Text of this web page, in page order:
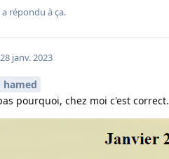
a répondu à ça.
28 janv. 2023
hamed
pourquoi, chez moi c'est correct.